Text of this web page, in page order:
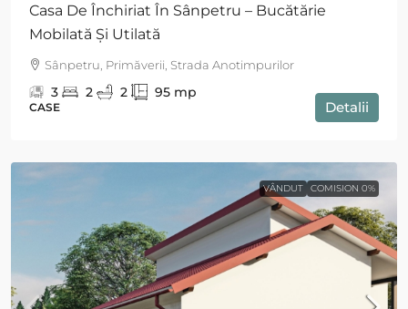
Casa De Închiriat În Sânpetru – Bucătărie
Mobilată Și Utilată
Sânpetru, Primăverii, Strada Anotimpurilor
3 2 2 95 mp
CASE Detalii
VÂNDUT COMISION 0%